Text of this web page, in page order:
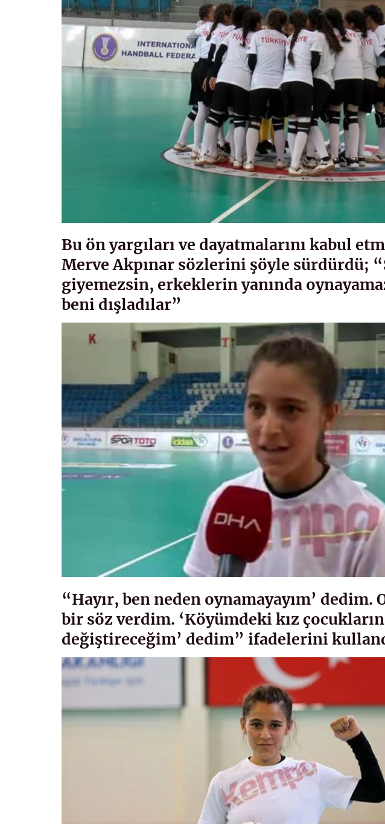
Bu ön yargıları ve dayatmalarını kabul
Merve Akpınar sözlerini şöyle sürdürdü;
giyemezsin, erkeklerin yanında
beni dışladılar”
“Hayır, ben neden oynamayayım’ dedim.
bir söz verdim. ‘Köyümdeki kız
değiştireceğim’ dedim” ifadelerini